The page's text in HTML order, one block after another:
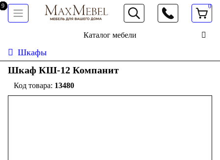
066 472 19 61
0
Каталог мебели
Шкафы
Шкаф КШ-12 Компанит
13480